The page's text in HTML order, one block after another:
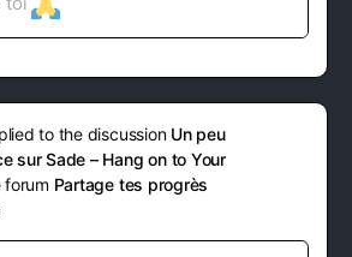
to the discussion Un peu
sur Sade – Hang on to Your
forum Partage tes progrès